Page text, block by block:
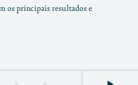
os principais resultados e